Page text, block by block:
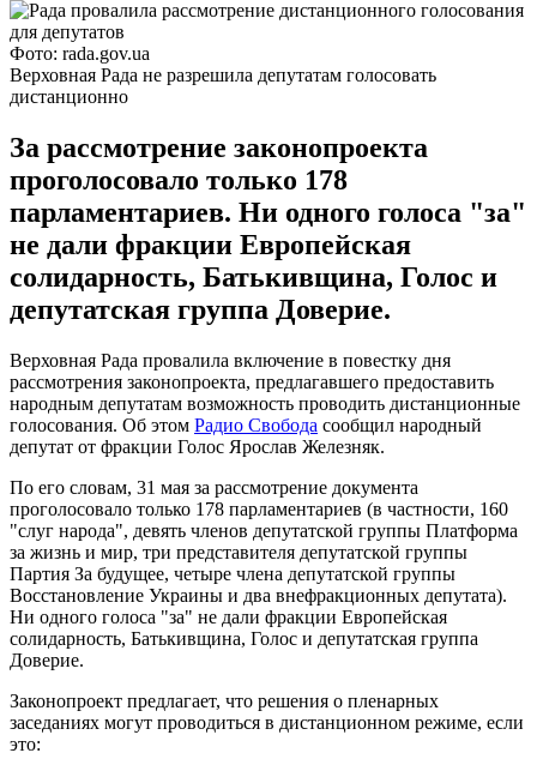
Фото: rada.gov.ua
Верховная Рада не разрешила депутатам голосовать
дистанционно
За рассмотрение законопроекта
проголосовало только 178
парламентариев. Ни одного голоса "за"
не дали фракции Европейская
солидарность, Батькивщина, Голос и
депутатская группа Доверие.
Верховная Рада провалила включение в повестку дня
рассмотрения законопроекта, предлагавшего предоставить
народным депутатам возможность проводить дистанционные
голосования. Об этом Радио Свобода сообщил народный
депутат от фракции Голос Ярослав Железняк.
По его словам, 31 мая за рассмотрение документа
проголосовало только 178 парламентариев (в частности, 160
"слуг народа", девять членов депутатской группы Платформа
за жизнь и мир, три представителя депутатской группы
Партия За будущее, четыре члена депутатской группы
Восстановление Украины и два внефракционных депутата).
Ни одного голоса "за" не дали фракции Европейская
солидарность, Батькивщина, Голос и депутатская группа
Доверие.
Законопроект предлагает, что решения о пленарных
заседаниях могут проводиться в дистанционном режиме, если
это: